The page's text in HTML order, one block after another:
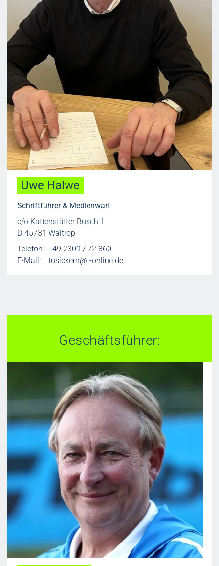
Uwe Halwe
Schriftführer & Medienwart
c/o Kattenstätter Busch 1
D-45731 Waltrop
Telefon: +49 2309 / 72 860
E-Mail: tusickern@t-online.de
Geschäftsführer: